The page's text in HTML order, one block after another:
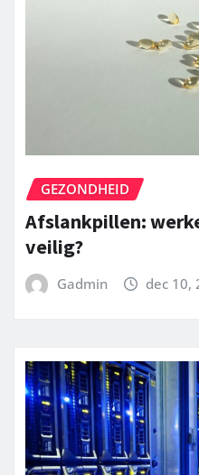
GEZONDHEID
Afslankpillen:
veilig?
Gadmin dec 10,